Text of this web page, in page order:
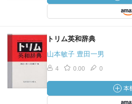
トリム英和辞典
山本敏子 豊田一男
4 0.00 0